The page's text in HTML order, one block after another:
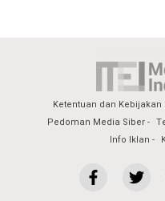
Ketentuan dan Kebijakan
Pedoman Media Siber
Info Iklan